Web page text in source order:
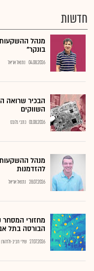
חדשות
מנהל
בונקר"
04.08.2026 נתנאל אריאל
הבכיר שרואה
השווקים
01.08.2026 כתבי גלובס
מנהל
להזדמנות
28.07.2026 נתנאל אריאל
מחזורי
הבורסה בתל
27.07.2026 שירי חביב-ולדהורן